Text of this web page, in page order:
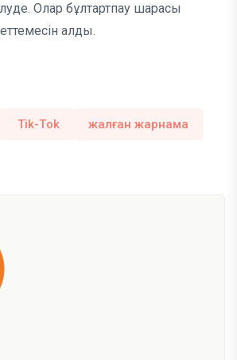
Олар бұлтартпау шарасы
алды.
Тik-Тok жалған жарнама